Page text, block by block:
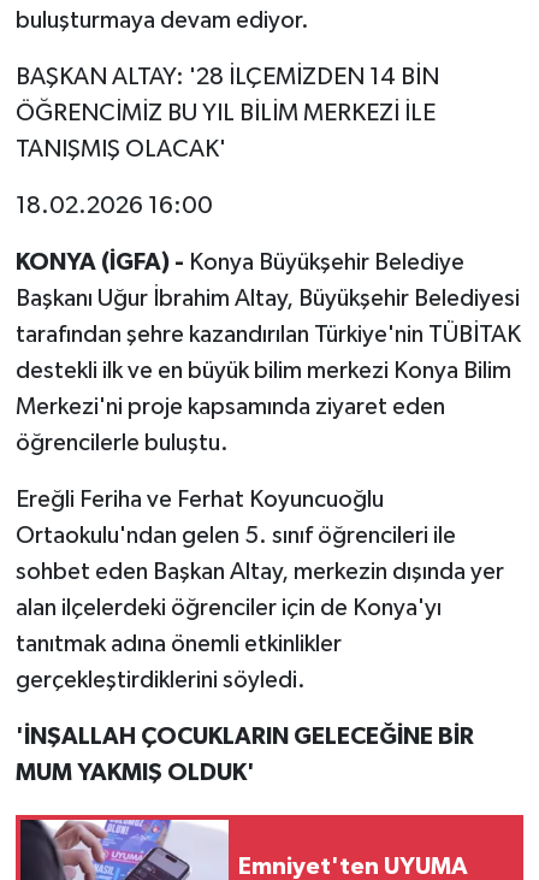
buluşturmaya devam ediyor.
BAŞKAN ALTAY: '28 İLÇEMİZDEN 14 BİN
ÖĞRENCİMİZ BU YIL BİLİM MERKEZİ İLE
TANIŞMIŞ OLACAK'
18.02.2026 16:00
KONYA (İGFA) - Konya Büyükşehir Belediye
Başkanı Uğur İbrahim Altay, Büyükşehir Belediyesi
tarafından şehre kazandırılan Türkiye'nin TÜBİTAK
destekli ilk ve en büyük bilim merkezi Konya Bilim
Merkezi'ni proje kapsamında ziyaret eden
öğrencilerle buluştu.
Ereğli Feriha ve Ferhat Koyuncuoğlu
Ortaokulu'ndan gelen 5. sınıf öğrencileri ile
sohbet eden Başkan Altay, merkezin dışında yer
alan ilçelerdeki öğrenciler için de Konya'yı
tanıtmak adına önemli etkinlikler
gerçekleştirdiklerini söyledi.
'İNŞALLAH ÇOCUKLARIN GELECEĞİNE BİR
MUM YAKMIŞ OLDUK'
Emniyet'ten UYUMA